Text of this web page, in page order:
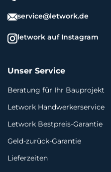
service@letwork.de
letwork auf Instagram
Unser Service
Beratung für Ihr Bauprojekt
Letwork Handwerkerservice
Letwork Bestpreis-Garantie
Geld-zurück-Garantie
Lieferzeiten